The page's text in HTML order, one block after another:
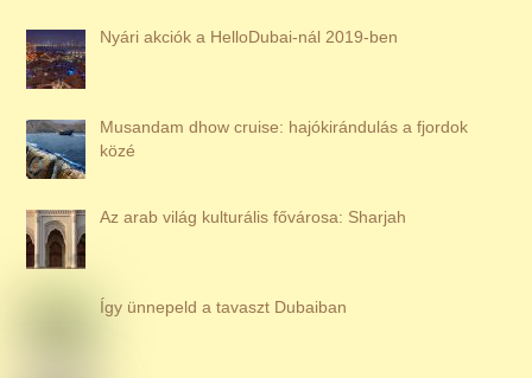
Nyári akciók a HelloDubai-nál 2019-ben
Musandam dhow cruise: hajókirándulás a fjordok
közé
Az arab világ kulturális fővárosa: Sharjah
Így ünnepeld a tavaszt Dubaiban